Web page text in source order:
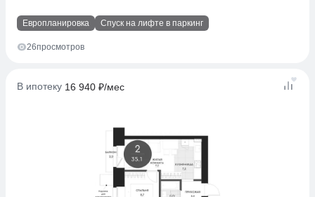
Европланировка Спуск на лифте в паркинг
26просмотров
В ипотеку 16 940 ₽/мес